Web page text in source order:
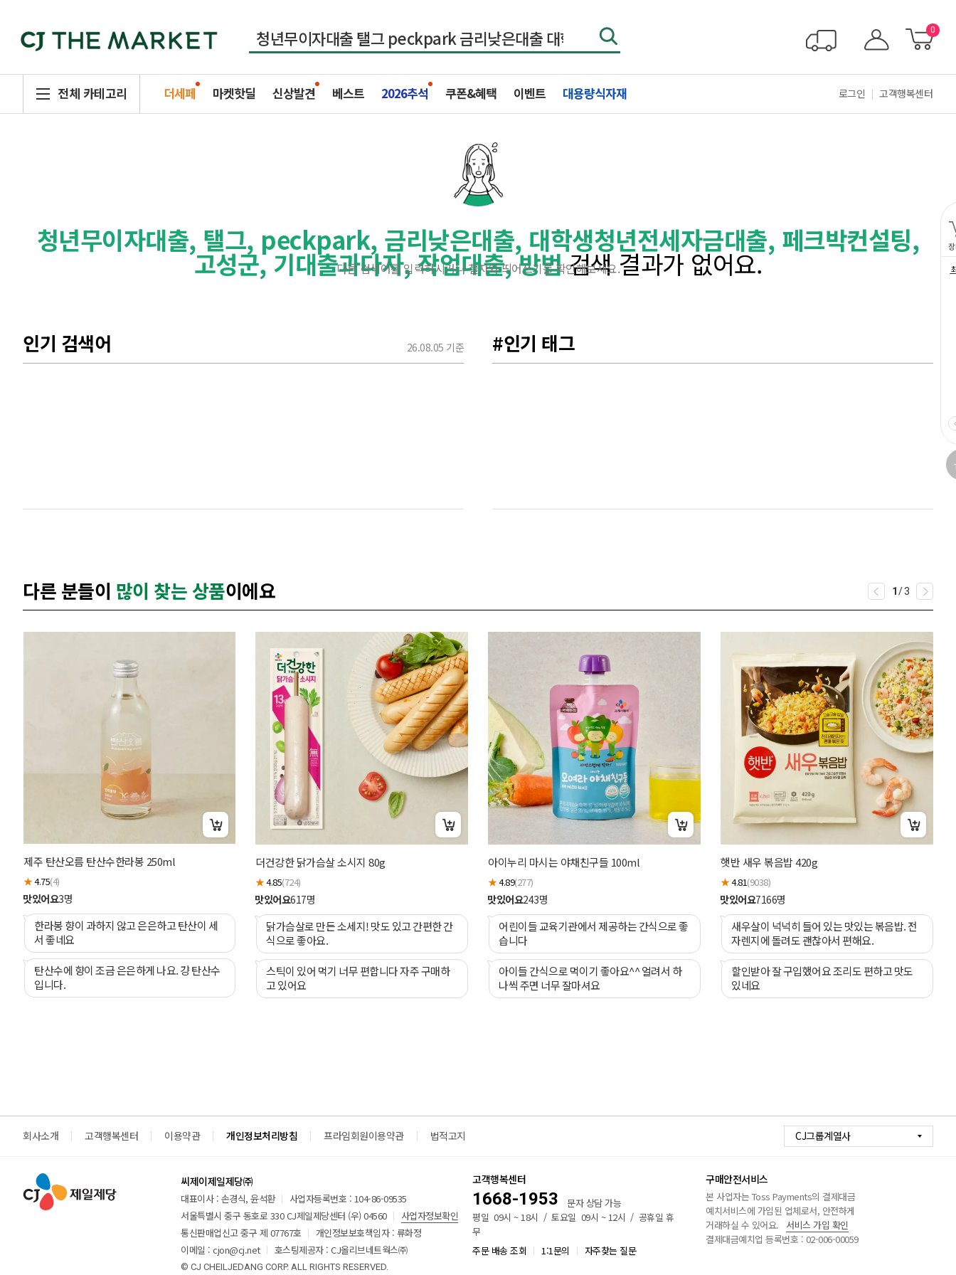
0
전체 카테고리 더세페 마켓핫딜 신상발견 베스트 2026추석 쿠폰&혜택 이벤트 대용량식자재 로그인 고객행복센터
청년무이자대출, 탤그, peckpark, 금리낮은대출, 대학생청년전세자금대출, 페크박컨설팅,
고성군, 기대출과다자, 작업대출, 방법검색 결과가 없어요.
다른 검색어를 입력하시거나 철자와 띄어쓰기를 확인해보세요.
인기 검색어 26.08.05 기준 #인기 태그
다른 분들이 많이 찾는 상품이에요
제주 탄산오름 탄산수한라봉 250ml
★4.75(4)
맛있어요3명
한라봉 향이 과하지 않고 은은하고 탄산이 세
서 좋네요
탄산수에 향이 조금 은은하게 나요. 걍 탄산수
입니다.
더건강한 닭가슴살 소시지 80g
★4.85(724)
맛있어요617명
닭가슴살로 만든 소세지! 맛도 있고 간편한 간
식으로 좋아요.
스틱이 있어 먹기 너무 편합니다 자주 구매하
고 있어요
아이누리 마시는 야채친구들 100ml
★4.89(277)
맛있어요243명
어린이들 교육기관에서 제공하는 간식으로 좋
습니다
아이들 간식으로 먹이기 좋아요^^ 얼려서 하
나씩 주면 너무 잘마셔요
햇반 새우 볶음밥 420g
★4.81(9038)
맛있어요7166명
새우살이 넉넉히 들어 있는 맛있는 볶음밥. 전
자렌지에 돌려도 괜찮아서 편해요.
할인받아 잘 구입했어요 조리도 편하고 맛도
있네요
1 /3
회사소개 고객행복센터 이용약관 개인정보처리방침 프라임회원이용약관 법적고지 CJ그룹계열사
씨제이제일제당㈜
대표이사 : 손경식, 윤석환
사업자등록번호 : 104-86-09535
서울특별시 중구 동호로 330 CJ제일제당센터 (우) 04560
사업자정보확인
통신판매업신고 중구 제 07767호
개인정보보호책임자 : 류화정
이메일 : cjon@cj.net
호스팅제공자 : CJ올리브네트웍스㈜
© CJ CHEILJEDANG CORP. ALL RIGHTS RESERVED.
고객행복센터
1668-1953
문자 상담 가능
평일 09시 ~ 18시 / 토요일 09시 ~ 12시 / 공휴일 휴
무
주문 배송 조회
1:1문의 자주찾는 질문
구매안전서비스
본 사업자는 Toss Payments의 결제대금
예치서비스에 가입된 업체로서, 안전하게
거래하실 수 있어요. 서비스 가입 확인
결제대금예치업 등록번호 : 02-006-00059